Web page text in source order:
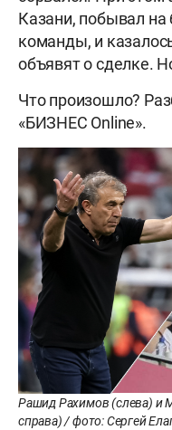
Казани, побывал на
команды, и
объявят о сделке.
Что произошло?
«БИЗНЕС Online».
Рашид Рахимов (слева) и
справа) / фото: Сергей